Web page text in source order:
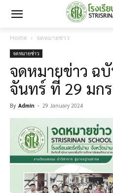
Home จดหมายข่าว
จดหมายข่าว
จดหมายข่าว ฉ
จันทร์ ที่ 29 มก
By Admin - 29 January 2024